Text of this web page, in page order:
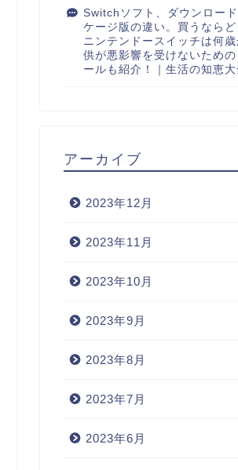
Switchソフト、ダウンロー
ケージ版の違い。買うならど
ニンテンドースイッチは何
供が悪影響を受けないため
ールも紹介！｜生活の知恵大
アーカイブ
2023年12月
2023年11月
2023年10月
2023年9月
2023年8月
2023年7月
2023年6月